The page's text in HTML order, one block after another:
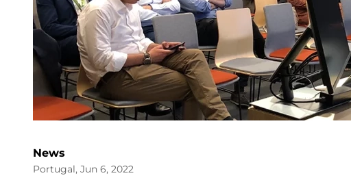
News
Portugal, Jun 6, 2022